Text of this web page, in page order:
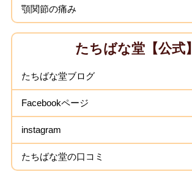
顎関節の痛み
たちばな堂【公式】
たちばな堂ブログ
Facebookページ
instagram
たちばな堂の口コミ